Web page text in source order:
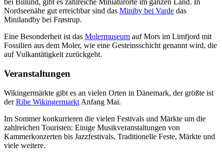
bei Billund, gibt es zahlreiche Miniaturorte im ganzen Land. In
Nordseenähe gut erreichbar sind das Miniby bei Varde das
Minilandby bei Frøstrup.
Eine Besonderheit ist das Molermuseum auf Mors im Limfjord mit
Fossilien aus dem Moler, wie eine Gesteinsschicht genannt wird, die
auf Vulkantätigkeit zurückgeht.
Veranstaltungen
Wikingermärkte gibt es an vielen Orten in Dänemark, der größte ist
derRibe Wikingermarkt Anfang Mai.
Im Sommer konkurrieren die vielen Festivals und Märkte um die
zahlreichen Touristen: Einige Musikveranstaltungen von
Kammerkonzerten bis Jazzfestivals, Traditionelle Feste, Märkte und
viele weitere.